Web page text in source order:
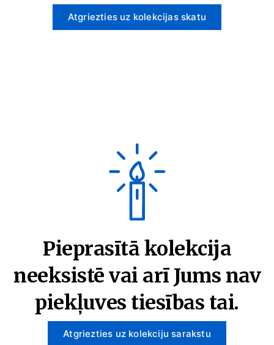
Atgriezties uz kolekcijas skatu
Pieprasītā kolekcija
neeksistē vai arī Jums nav
piekļuves tiesības tai.
Atgriezties uz kolekciju sarakstu